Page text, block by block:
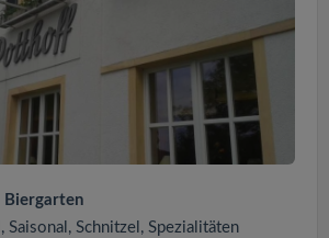
Biergarten
Saisonal, Schnitzel, Spezialitäten